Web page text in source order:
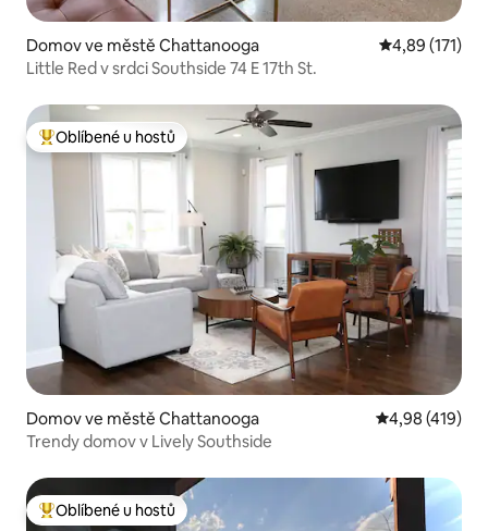
Domov ve městě Chattanooga Průměrné
4,89 (171)
Little Red v srdci Southside 74 E 17th St.
Nejlepší v kategorii Oblíbené u hostů
Oblíbené u hostů
Domov ve městě Chattanooga Průměrné
4,98 (419)
Trendy domov v Lively Southside
Nejlepší v kategorii Oblíbené u hostů
Oblíbené u hostů